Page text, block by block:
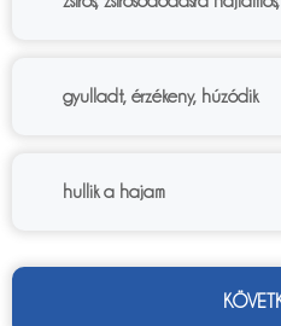
gyulladt, érzékeny, húzódik
hullik a hajam